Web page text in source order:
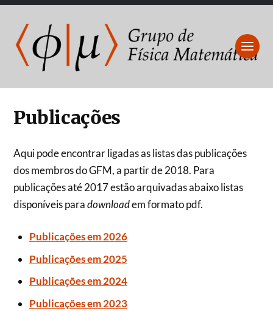
Publicações
Aqui pode encontrar ligadas as listas das publicações
dos membros do GFM, a partir de 2018. Para
publicações até 2017 estão arquivadas abaixo listas
disponíveis paradownloadem formato pdf.
Publicações em 2026
Publicações em 2025
Publicações em 2024
Publicações em 2023